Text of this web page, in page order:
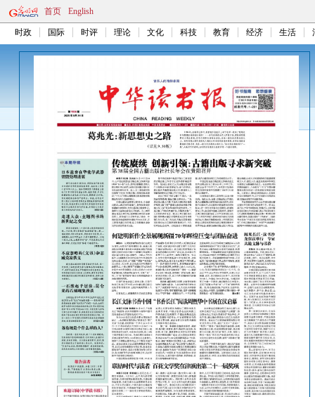
首页 English
时政 国际 时评 理论 文化 科技 教育 经济 生活